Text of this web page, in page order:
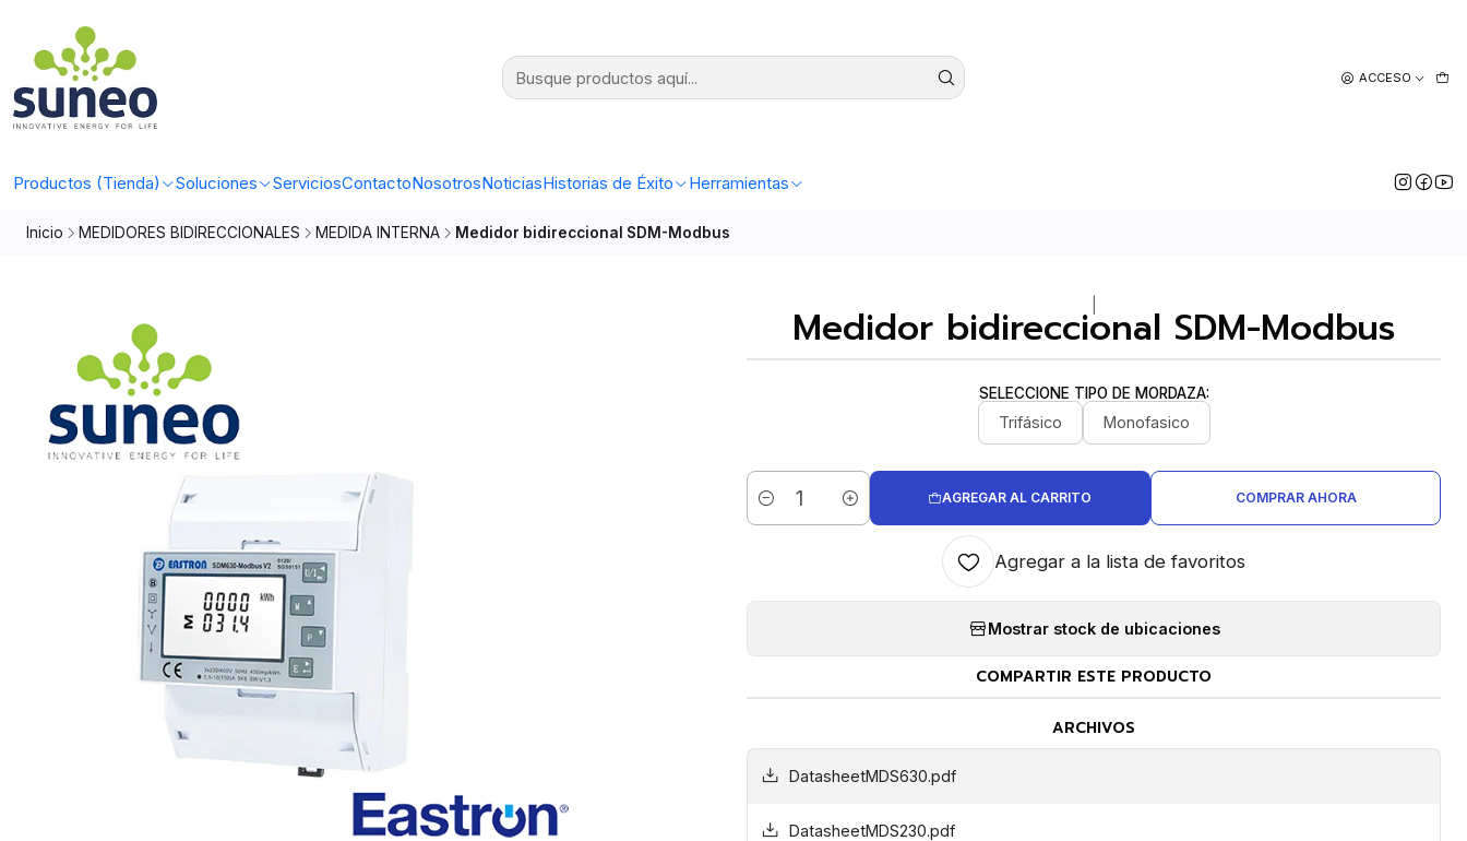
ACCESO
Productos (Tienda) Soluciones ServiciosContactoNosotrosNoticiasHistorias de Éxito Herramientas
Inicio MEDIDORES BIDIRECCIONALES MEDIDA INTERNA Medidor bidireccional SDM-Modbus
Medidor bidireccional SDM-Modbus
SELECCIONE TIPO DE MORDAZA:
Trifásico Monofasico
Cantidad
AGREGAR AL CARRITO COMPRAR AHORA
Agregar a la lista de favoritos
Mostrar stock de ubicaciones
COMPARTIR ESTE PRODUCTO
ARCHIVOS
DatasheetMDS630.pdf
DatasheetMDS230.pdf